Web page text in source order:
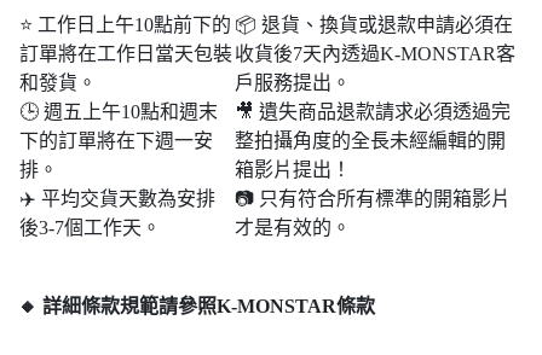
⭐ 工作日上午10點前下的
訂單將在工作日當天包裝
和發貨。
🕒 週五上午10點和週末​​
下的訂單將在下週一安
排。
✈️ 平均交貨天數為安排
後3-7個工作天。
📦 退貨、換貨或退款申請必須在
收貨後7天內透過K-MONSTAR客
戶服務提出。
🎥 遺失商品退款請求必須透過完
整拍攝角度的全長未經編輯的開
箱影片提出！
📷 只有符合所有標準的開箱影片
才是有效的。
🔸 詳細條款規範請參照K-MONSTAR條款